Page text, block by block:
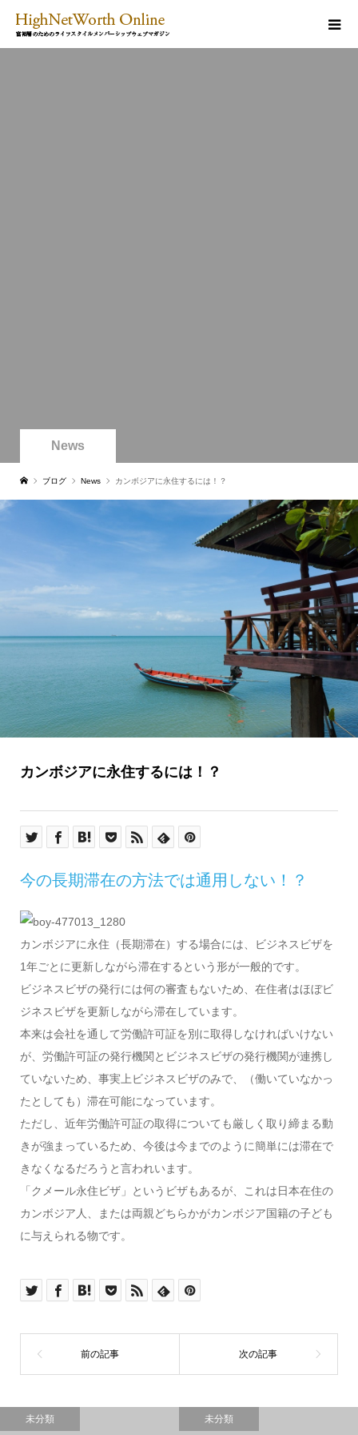
News
ブログ News カンボジアに永住するには！？
カンボジアに永住するには！？
今の長期滞在の方法では通用しない！？
カンボジアに永住（長期滞在）する場合には、ビジネスビザを
1年ごとに更新しながら滞在するという形が一般的です。
ビジネスビザの発行には何の審査もないため、在住者はほぼビ
ジネスビザを更新しながら滞在しています。
本来は会社を通して労働許可証を別に取得しなければいけない
が、労働許可証の発行機関とビジネスビザの発行機関が連携し
ていないため、事実上ビジネスビザのみで、（働いていなかっ
たとしても）滞在可能になっています。
ただし、近年労働許可証の取得についても厳しく取り締まる動
きが強まっているため、今後は今までのように簡単には滞在で
きなくなるだろうと言われいます。
「クメール永住ビザ」というビザもあるが、これは日本在住の
カンボジア人、または両親どちらかがカンボジア国籍の子ども
に与えられる物です。
未分類 未分類